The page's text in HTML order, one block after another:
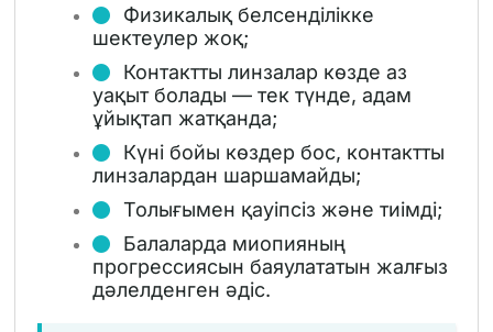
Физикалық белсенділікке
шектеулер жоқ;
Контактты линзалар көзде аз
уақыт болады — тек түнде, адам
ұйықтап жатқанда;
Күні бойы көздер бос, контактты
линзалардан шаршамайды;
Толығымен қауіпсіз және тиімді;
Балаларда миопияның
прогрессиясын баяулататын жалғыз
дәлелденген әдіс.